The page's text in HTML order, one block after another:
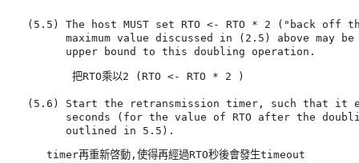
(5.5) The host MUST set RTO <- RTO * 2 ("back off
maximum value discussed in (2.5) above may be
          把RTO乘以2 (
RTO <- RTO * 2 )
(5.6) Start the retransmission timer, such that it
seconds (for the value of RTO after the
         outlined in 5.5).
      timer再重新啓動,使得再經過RTO秒後會發生timeout